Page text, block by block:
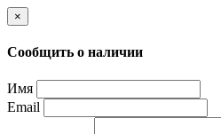
×
Сообщить о наличии
Имя
Email